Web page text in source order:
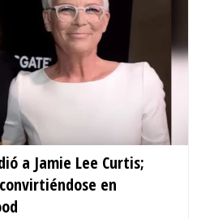
a Jamie Lee Curtis;
en